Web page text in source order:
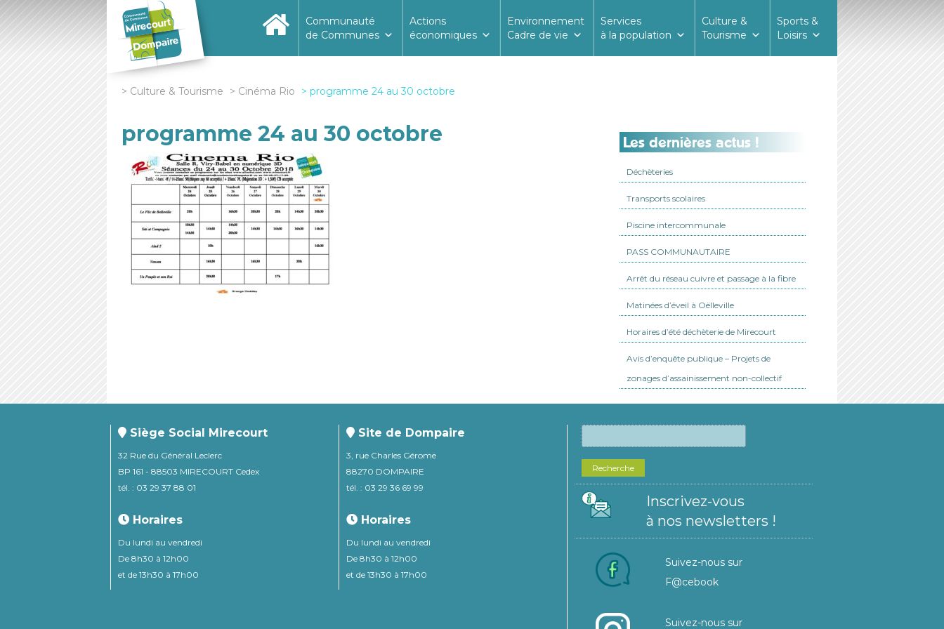
Communauté
de Communes
Actions
économiques
Environnement
Cadre de vie
Services
à la population
Culture &
Tourisme
Sports &
Loisirs
Culture & Tourisme Cinéma Rio programme 24 au 30 octobre
programme 24 au 30 octobre Les dernières actus !
Déchèteries
Transports scolaires
Piscine intercommunale
PASS COMMUNAUTAIRE
Arrêt du réseau cuivre et passage à la fibre
Matinées d’éveil à Oëlleville
Horaires d’été déchèterie de Mirecourt
Avis d’enquête publique – Projets de
zonages d’assainissement non-collectif
Siège Social Mirecourt
32 Rue du Général Leclerc
BP 161 - 88503 MIRECOURT Cedex
tél. : 03 29 37 88 01
Horaires
Du lundi au vendredi
De 8h30 à 12h00
et de 13h30 à 17h00
Site de Dompaire
3, rue Charles Gérome
88270 DOMPAIRE
tél. : 03 29 36 69 99
Horaires
Du lundi au vendredi
De 8h30 à 12h00
et de 13h30 à 17h00
Recherche
Inscrivez-vous
à nos newsletters !
Suivez-nous sur
F@cebook
Suivez-nous sur